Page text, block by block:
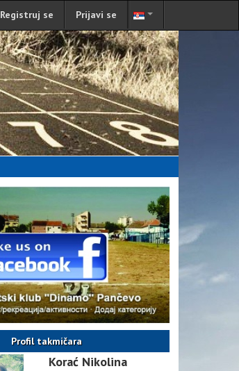
Registruj se Prijavi se
Profil takmičara
Korać Nikolina